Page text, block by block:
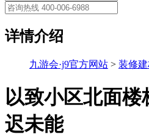
详情介绍
九游会·j9官方网站 > 装修
以致小区北面楼
迟未能